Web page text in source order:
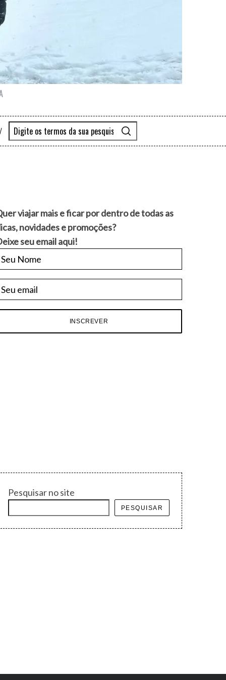
viajar mais e ficar por dentro de todas as
novidades e promoções?
seu email aqui!
Pesquisar no site
PESQUISAR